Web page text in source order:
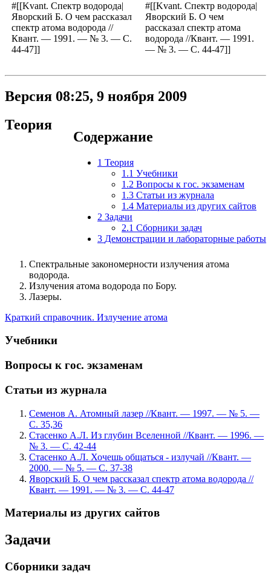
#[[Kvant. Спектр водорода|
Яворский Б. О чем рассказал
спектр атома водорода //
Квант. — 1991. — № 3. — С.
44-47]]
#[[Kvant. Спектр водорода|
Яворский Б. О чем
рассказал спектр атома
водорода //Квант. — 1991.
— № 3. — С. 44-47]]
Версия 08:25, 9 ноября 2009
Содержание
1 Теория
1.1 Учебники
1.2 Вопросы к гос. экзаменам
1.3 Статьи из журнала
1.4 Материалы из других сайтов
2 Задачи
2.1 Сборники задач
3 Демонстрации и лабораторные работы
Теория
Спектральные закономерности излучения атома
водорода.
Излучения атома водорода по Бору.
Лазеры.
Краткий справочник. Излучение атома
Учебники
Вопросы к гос. экзаменам
Статьи из журнала
Семенов А. Атомный лазер //Квант. — 1997. — № 5. —
С. 35,36
Стасенко А.Л. Из глубин Вселенной //Квант. — 1996. —
№ 3. — С. 42-44
Стасенко А.Л. Хочешь общаться - излучай //Квант. —
2000. — № 5. — С. 37-38
Яворский Б. О чем рассказал спектр атома водорода //
Квант. — 1991. — № 3. — С. 44-47
Материалы из других сайтов
Задачи
Сборники задач